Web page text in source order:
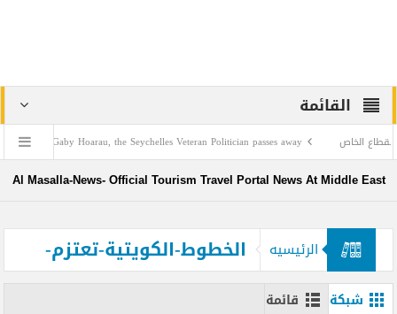
القائمة
Gaby Hoarau, the Seychelles Veteran Politician passes away
خريطة
تعزيز التعاون السياحي بين البلدين
كرّمها الآثاريين العرب فهل تكرّمها
Al Masalla-News- Official Tourism Travel Portal News At Middle East
الرئيسيه
الخطوط-الكويتية-تعتزم-
اقتراض-808-مليون-دولار-لتمويل-جزء-من-
شبكة قائمة